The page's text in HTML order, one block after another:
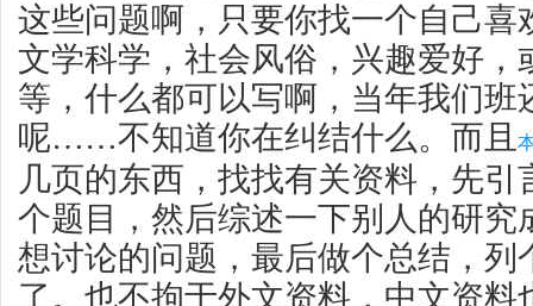
这些问题啊，只要你找一个自己喜
文学科学，社会风俗，兴趣爱好，
等，什么都可以写啊，当年我们班
呢……不知道你在纠结什么。而且
几页的东西，找找有关资料，先引
个题目，然后综述一下别人的研究
想讨论的问题，最后做个总结，列
了。也不拘于外文资料，中文资料